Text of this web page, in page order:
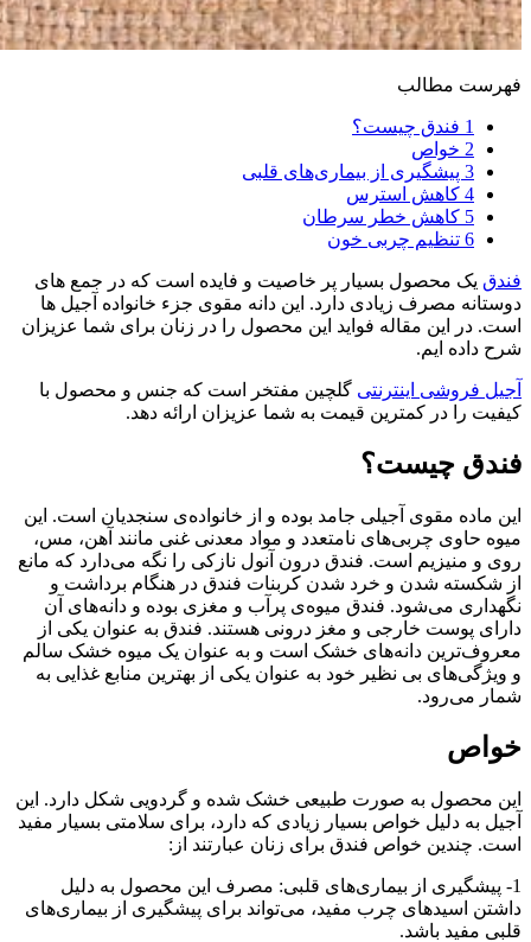
فهرست مطالب
1 فندق چیست؟
2 خواص
3 پیشگیری از بیماری‌های قلبی
4 کاهش استرس
5 کاهش خطر سرطان
6 تنظیم چربی خون
فندق یک محصول بسیار پر خاصیت و فایده است که در جمع های
دوستانه مصرف زیادی دارد. این دانه مقوی جزء خانواده آجیل ها
است. در این مقاله فواید این محصول را در زنان برای شما عزیزان
شرح داده ایم.
آجیل فروشی اینترنتی گلچین مفتخر است که جنس و محصول با
کیفیت را در کمترین قیمت به شما عزیزان ارائه دهد.
فندق چیست؟
این ماده مقوی آجیلی جامد بوده و از خانواده‌ی سنجدیان است. این
میوه حاوی چربی‌های نامتعدد و مواد معدنی غنی مانند آهن، مس،
روی و منیزیم است. فندق درون آنول نازکی را نگه می‌دارد که مانع
از شکسته شدن و خرد شدن کربنات فندق در هنگام برداشت و
نگهداری می‌شود. فندق میوه‌ی پرآب و مغزی بوده و دانه‌های آن
دارای پوست خارجی و مغز درونی هستند. فندق به عنوان یکی از
معروف‌ترین دانه‌های خشک است و به عنوان یک میوه خشک سالم
و ویژگی‌های بی نظیر خود به عنوان یکی از بهترین منابع غذایی به
شمار می‌رود.
خواص
این محصول به صورت طبیعی خشک شده و گردویی شکل دارد. این
آجیل به دلیل خواص بسیار زیادی که دارد، برای سلامتی بسیار مفید
است. چندین خواص فندق برای زنان عبارتند از:
1- پیشگیری از بیماری‌های قلبی: مصرف این محصول به دلیل
داشتن اسیدهای چرب مفید، می‌تواند برای پیشگیری از بیماری‌های
قلبی مفید باشد.